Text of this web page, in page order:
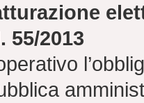
55/2013